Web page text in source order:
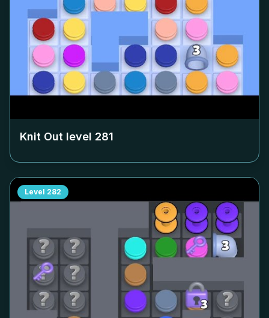
Knit Out level 281
Level 282